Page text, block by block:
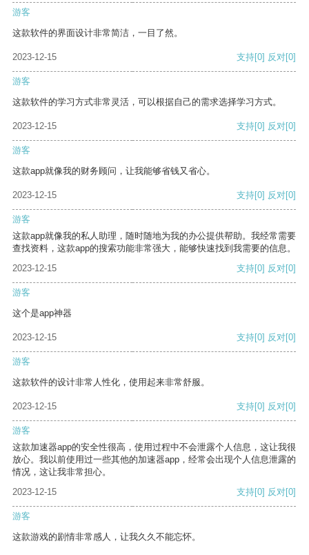
游客
这款软件的界面设计非常简洁，一目了然。
2023-12-15 支持[0] 反对[0]
游客
这款软件的学习方式非常灵活，可以根据自己的需求选择学习方式。
2023-12-15 支持[0] 反对[0]
游客
这款app就像我的财务顾问，让我能够省钱又省心。
2023-12-15 支持[0] 反对[0]
游客
这款app就像我的私人助理，随时随地为我的办公提供帮助。我经常需要
查找资料，这款app的搜索功能非常强大，能够快速找到我需要的信息。
2023-12-15
支持[0] 反对[0]
游客
这个是app神器
2023-12-15 支持[0] 反对[0]
游客
这款软件的设计非常人性化，使用起来非常舒服。
2023-12-15 支持[0] 反对[0]
游客
这款加速器app的安全性很高，使用过程中不会泄露个人信息，这让我很
放心。我以前使用过一些其他的加速器app，经常会出现个人信息泄露的
情况，这让我非常担心。
2023-12-15
支持[0] 反对[0]
游客
这款游戏的剧情非常感人，让我久久不能忘怀。